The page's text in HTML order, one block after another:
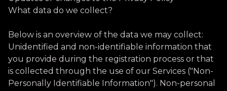
What data do we collect?
Below is an overview of the data we may collect:
Unidentified and non-identifiable information that
you provide during the registration process or that
is collected through the use of our Services ("Non-
Personally Identifiable Information"). Non-personal